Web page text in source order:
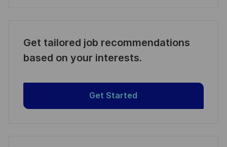
Get tailored job recommendations
based on your interests.
Get Started